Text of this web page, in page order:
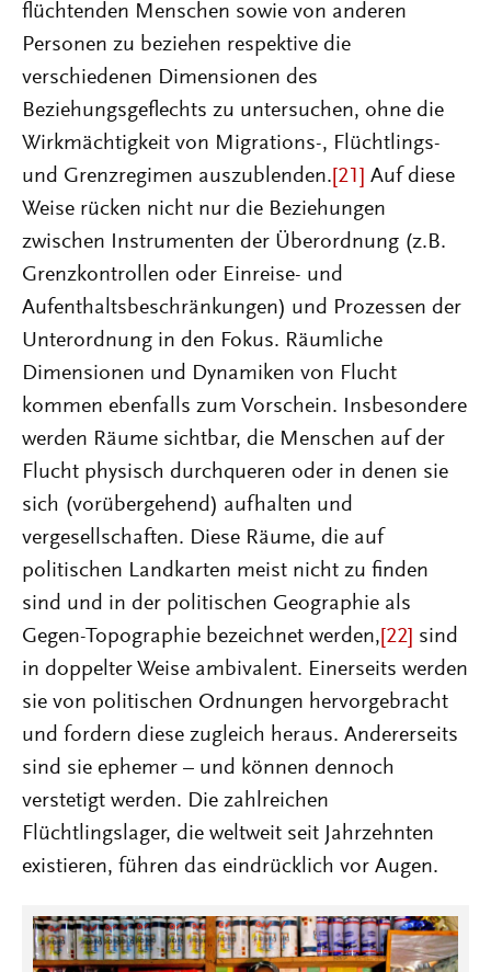
flüchtenden Menschen sowie von anderen
Personen zu beziehen respektive die
verschiedenen Dimensionen des
Beziehungsgeflechts zu untersuchen, ohne die
Wirkmächtigkeit von Migrations-, Flüchtlings-
und Grenzregimen auszublenden. [21]
Auf diese
Weise rücken nicht nur die Beziehungen
zwischen Instrumenten der Überordnung (z.B.
Grenzkontrollen oder Einreise- und
Aufenthaltsbeschränkungen) und Prozessen der
Unterordnung in den Fokus. Räumliche
Dimensionen und Dynamiken von Flucht
kommen ebenfalls zum Vorschein. Insbesondere
werden Räume sichtbar, die Menschen auf der
Flucht physisch durchqueren oder in denen sie
sich (vorübergehend) aufhalten und
vergesellschaften. Diese Räume, die auf
politischen Landkarten meist nicht zu finden
sind und in der politischen Geographie als
Gegen-Topographie bezeichnet werden, [22] sind
in doppelter Weise ambivalent. Einerseits werden
sie von politischen Ordnungen hervorgebracht
und fordern diese zugleich heraus. Andererseits
sind sie ephemer – und können dennoch
verstetigt werden. Die zahlreichen
Flüchtlingslager, die weltweit seit Jahrzehnten
existieren, führen das eindrücklich vor Augen.